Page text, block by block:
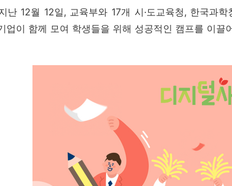
난 12월 12일, 교육부와 17개 시·도교육청, 한국과학
업이 함께 모여 학생들을 위해 성공적인 캠프를 이끌